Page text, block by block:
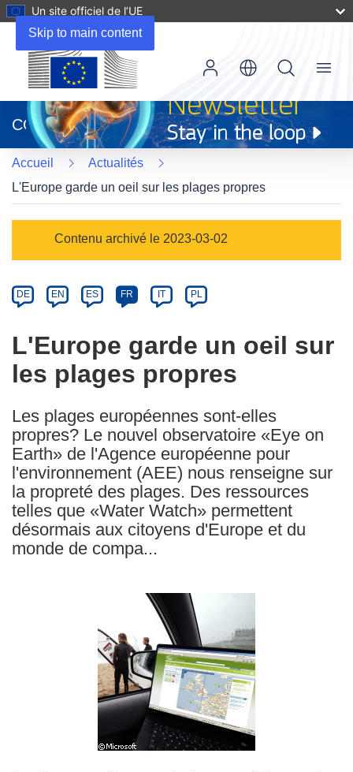
Skip to main content
Un site officiel de l’UE
dans
une
nouvelle
fenêtre)
CORDIS
Menu
Accueil
Actualités
L'Europe garde un oeil sur les plages propres
Category
Contenu archivé le 2023-03-02
Article
available
the
following
languages:
DE EN ES FR IT PL
L'Europe garde un oeil sur
les plages propres
Les plages européennes sont-elles
propres? Le nouvel observatoire «Eye on
Earth» de l'Agence européenne pour
l'environnement (AEE) nous renseigne sur
la propreté des plages. Des ressources
telles que «Water Watch» permettent
désormais aux citoyens d'Europe et du
monde de compa...